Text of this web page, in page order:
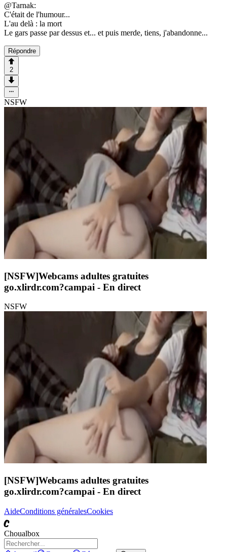
@Tarnak:
C'était de l'humour...
L'au delà : la mort
Le gars passe par dessus et... et puis merde, tiens, j'abandonne...
Répondre
2
NSFW
[NSFW]Webcams adultes gratuites
go.xlirdr.com?campai - En direct
NSFW
[NSFW]Webcams adultes gratuites
go.xlirdr.com?campai - En direct
AideConditions généralesCookies
C
Choualbox